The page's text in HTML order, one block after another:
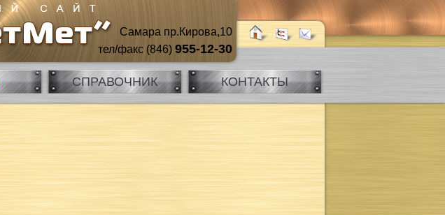
Самара пр.Кирова,10
тел/факс (846) 955-12-30
СПРАВОЧНИК КОНТАКТЫ